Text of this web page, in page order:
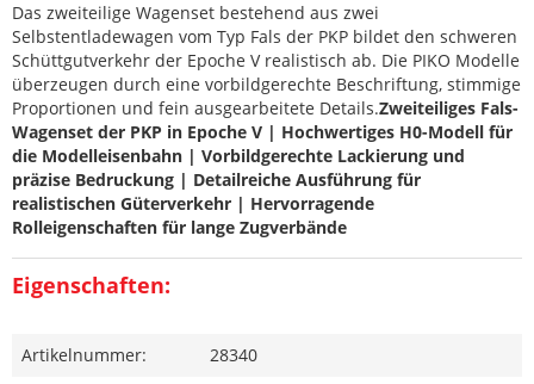
Das zweiteilige Wagenset bestehend aus zwei
Selbstentladewagen vom Typ Fals der PKP bildet den schweren
Schüttgutverkehr der Epoche V realistisch ab. Die PIKO Modelle
überzeugen durch eine vorbildgerechte Beschriftung, stimmige
Proportionen und fein ausgearbeitete Details.Zweiteiliges Fals-
Wagenset der PKP in Epoche V | Hochwertiges H0-Modell für
die Modelleisenbahn | Vorbildgerechte Lackierung und
präzise Bedruckung | Detailreiche Ausführung für
realistischen Güterverkehr | Hervorragende
Rolleigenschaften für lange Zugverbände
Eigenschaften:
Artikelnummer:
28340